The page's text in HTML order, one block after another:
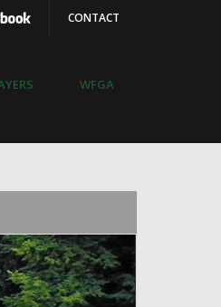
CONTACT
WFGA